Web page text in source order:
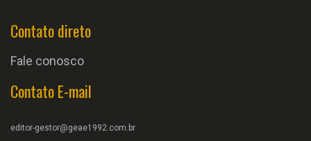
Contato direto
Fale conosco
Contato E-mail
editor-gestor@geae1992.com.br